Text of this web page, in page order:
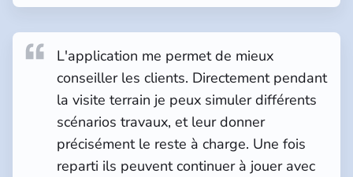
L'application me permet de mieux
conseiller les clients. Directement pendant
la visite terrain je peux simuler différents
scénarios travaux, et leur donner
précisément le reste à charge. Une fois
reparti ils peuvent continuer à jouer avec